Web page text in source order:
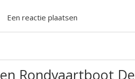
Een reactie plaatsen
Rondvaartboot De